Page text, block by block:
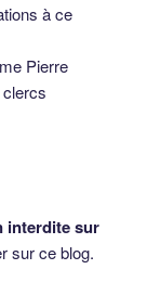
à ce
Pierre
interdite sur
sur ce blog.